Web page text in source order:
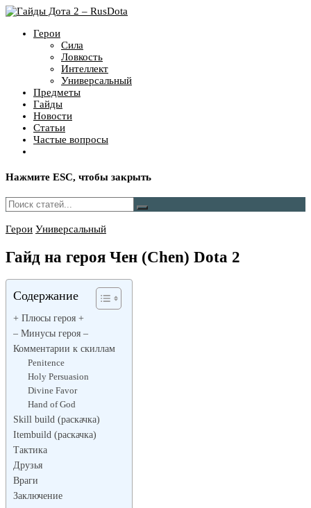
Герои
Сила
Ловкость
Интеллект
Универсальный
Предметы
Гайды
Новости
Статьи
Частые вопросы
Нажмите ESC, чтобы закрыть
Герои Универсальный
Гайд на героя Чен (Chen) Dota 2
Содержание
+ Плюсы героя +
– Минусы героя –
Комментарии к скиллам
Penitence
Holy Persuasion
Divine Favor
Hand of God
Skill build (раскачка)
Itembuild (раскачка)
Тактика
Друзья
Враги
Заключение